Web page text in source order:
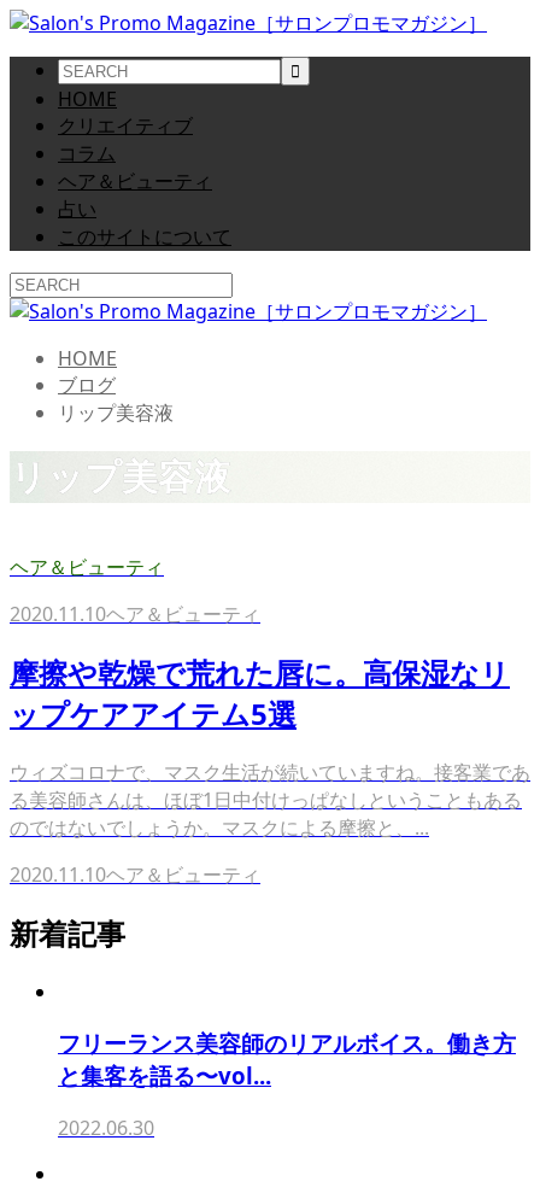
HOME
クリエイティブ
コラム
ヘア＆ビューティ
占い
このサイトについて
HOME
ブログ
リップ美容液
リップ美容液
ヘア＆ビューティ
2020.11.10ヘア＆ビューティ
摩擦や乾燥で荒れた唇に。高保湿なリ
ップケアアイテム5選
ウィズコロナで、マスク生活が続いていますね。接客業であ
る美容師さんは、ほぼ1日中付けっぱなしということもある
のではないでしょうか。マスクによる摩擦と、...
2020.11.10ヘア＆ビューティ
新着記事
フリーランス美容師のリアルボイス。働き方
と集客を語る〜vol...
2022.06.30